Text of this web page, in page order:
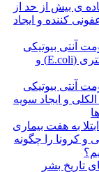
ی بیش از حد از
کننده و ایجاد
آنتی بیوتیکی
گونه های خطرناک باکتری (E.coli) و
آنتی بیوتیکی
و ایجاد سویه
و کرونا را چگونه
تاریخ بشر